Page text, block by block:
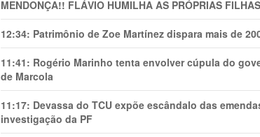
MENDONÇA!! FLÁVIO HUMILHA AS PRÓPRIAS FILHAS
12:34: Patrimônio de Zoe Martínez dispara mais de
11:41: Rogério Marinho tenta envolver cúpula do
de Marcola
11:17: Devassa do TCU expõe escândalo das
investigação da PF